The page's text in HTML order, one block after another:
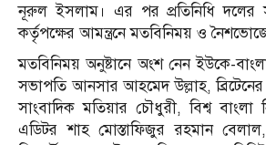
নূরুল ইসলাম। এর পর প্রতিনিধি দলের
কর্তৃপক্ষের আমন্ত্রনে মতবিনিময় ও
মতবিনিময় অনুষ্টানে অংশ নেন ইউকে-
সভাপতি আনসার আহমেদ উল্লাহ, ব্রিটেনের
সাংবাদিক মতিয়ার চৌধুরী, বিশ্ব বাংলা
এডিটর শাহ মোস্তাফিজুর রহমান